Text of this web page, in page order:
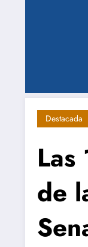
Destacada
de